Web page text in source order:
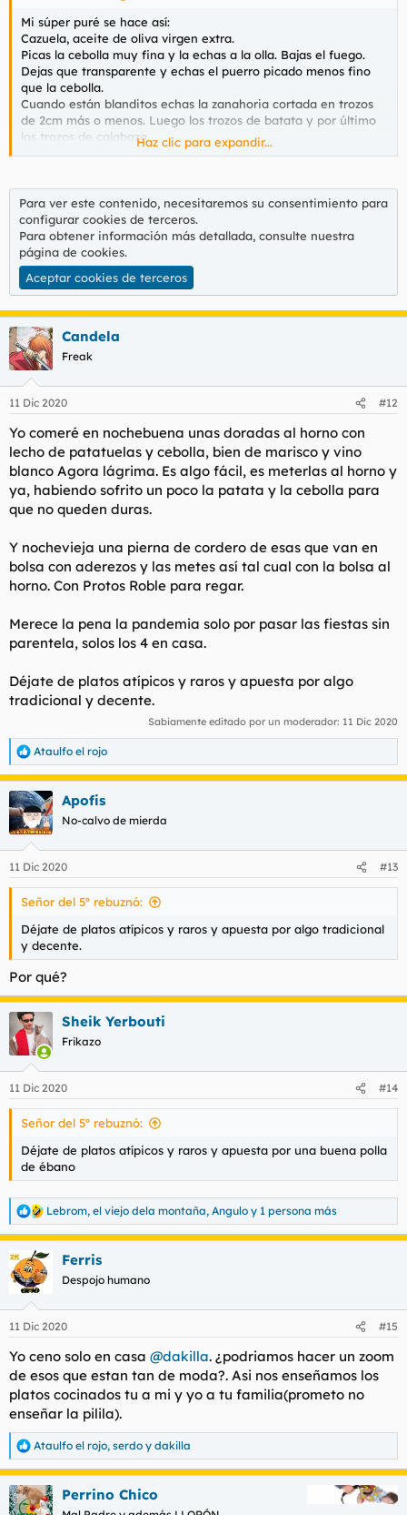
Mi súper puré se hace así:
Cazuela, aceite de oliva virgen extra.
Picas la cebolla muy fina y la echas a la olla. Bajas el fuego.
Dejas que transparente y echas el puerro picado menos fino
que la cebolla.
Cuando están blanditos echas la zanahoria cortada en trozos
de 2cm más o menos. Luego los trozos de batata y por último
los trozos de calabaza.
Dejas un rato hasta que huela bien a casa de pueblo. Entonces
guindilla seca aplastada, espolvoreada. Remueves y a seguir
con lo tuyo, unos 15 min.
Ya cuando huele que te mueres echas agua hasta cubrir todo
pero que sobresalga algún trozo sin pasarse.
Hervir.
Cuando esté blando vas recogiendo trozos y a la batidora.
Luego un poco de parmesano y una mini dosis de leche
evaporada. Volver a calentar.
Eso quita todos los males.
Haz clic para expandir...
Para ver este contenido, necesitaremos su consentimiento para
configurar cookies de terceros.
Para obtener información más detallada, consulte nuestra
página de cookies.
Aceptar cookies de terceros
Candela
Freak
11 Dic 2020 #12
Yo comeré en nochebuena unas doradas al horno con
lecho de patatuelas y cebolla, bien de marisco y vino
blanco Agora lágrima. Es algo fácil, es meterlas al horno y
ya, habiendo sofrito un poco la patata y la cebolla para
que no queden duras.
Y nochevieja una pierna de cordero de esas que van en
bolsa con aderezos y las metes así tal cual con la bolsa al
horno. Con Protos Roble para regar.
Merece la pena la pandemia solo por pasar las fiestas sin
parentela, solos los 4 en casa.
Déjate de platos atípicos y raros y apuesta por algo
tradicional y decente.
Sabiamente editado por un moderador: 11 Dic 2020
R
e
a
c
c
i
e
s
Ataulfo el rojo
Apofis
No-calvo de mierda
11 Dic 2020 #13
Señor del 5º rebuznó:
Déjate de platos atípicos y raros y apuesta por algo tradicional
y decente.
Por qué?
Sheik Yerbouti
Frikazo
11 Dic 2020 #14
Señor del 5º rebuznó:
Déjate de platos atípicos y raros y apuesta por una buena polla
de ébano
R
e
a
c
c
e
:
Lebrom, el viejo dela montaña, Angulo y 1 persona más
Ferris
Despojo humano
11 Dic 2020 #15
Yo ceno solo en casa @dakilla. ¿podriamos hacer un zoom
de esos que estan tan de moda?. Asi nos enseñamos los
platos cocinados tu a mi y yo a tu familia(prometo no
enseñar la pilila).
R
e
a
c
c
Ataulfo el rojo, serdo y dakilla
Perrino Chico